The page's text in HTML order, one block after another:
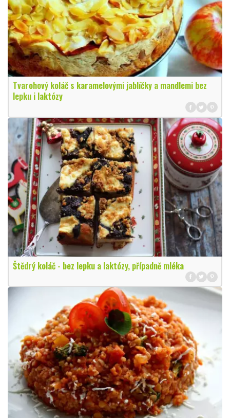
Tvarohový koláč s karamelovými jablíčky a mandlemi bez
lepku i laktózy
Štědrý koláč - bez lepku a laktózy, případně mléka